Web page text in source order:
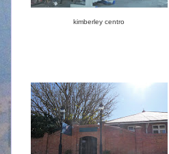
kimberley centro